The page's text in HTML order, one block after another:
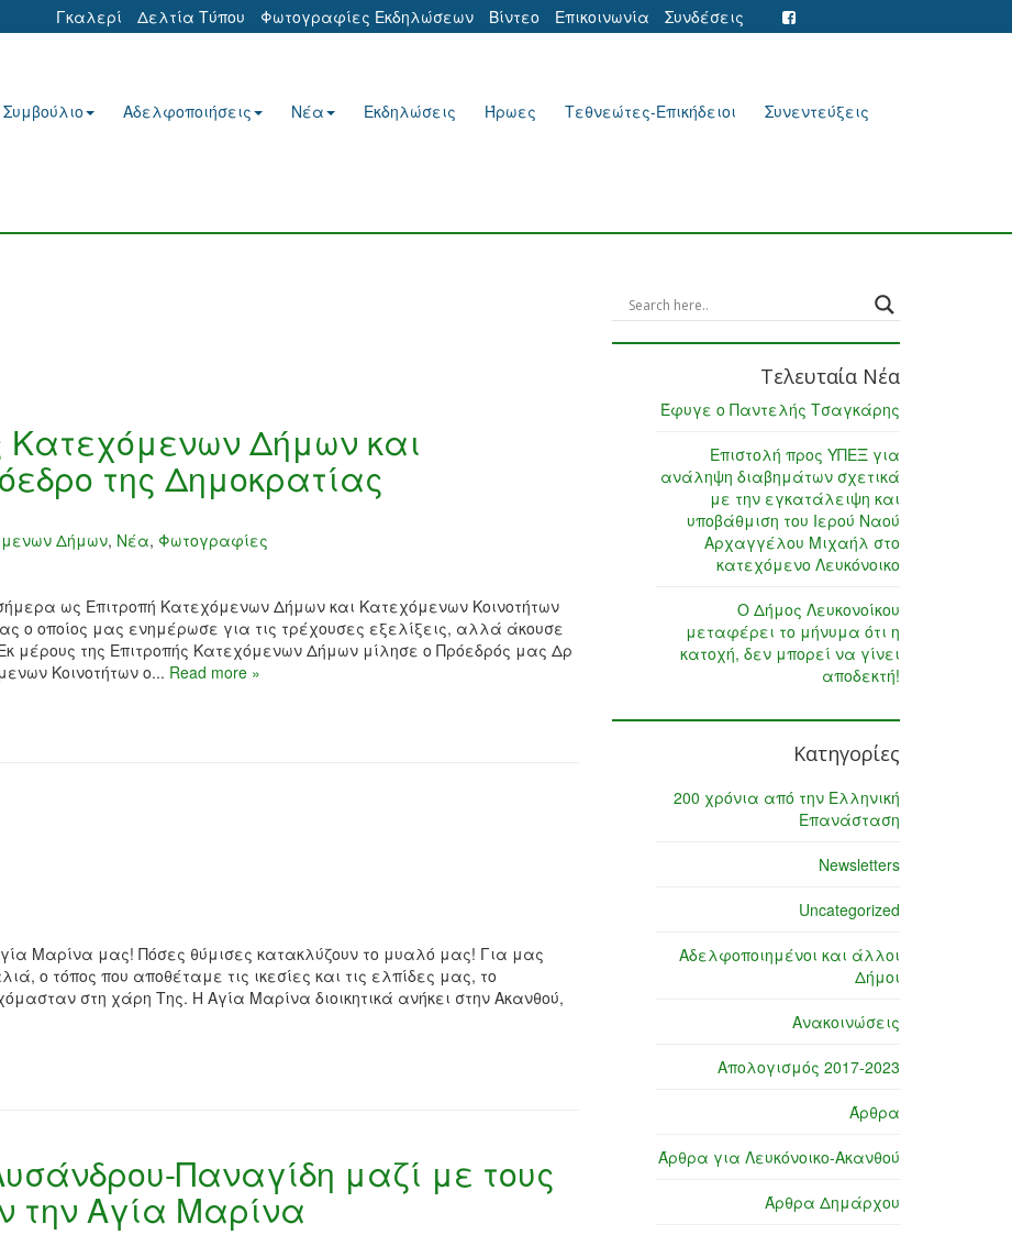
Γκαλερί Δελτία Τύπου Φωτογραφίες Εκδηλώσεων Βίντεο Επικοινωνία Συνδέσεις
Συμβούλιο Αδελφοποιήσεις Νέα Εκδηλώσεις Ήρωες Τεθνεώτες-Επικήδειοι Συνεντεύξεις
Κατεχόμενων Δήμων και
της Δημοκρατίας
Δήμων, Νέα, Φωτογραφίες
ως Επιτροπή Κατεχόμενων Δήμων και Κατεχόμενων Κοινοτήτων
ο οποίος μας ενημέρωσε για τις τρέχουσες εξελίξεις, αλλά άκουσε
Εκ μέρους της Επιτροπής Κατεχόμενων Δήμων μίλησε ο Πρόεδρός μας Δρ
Κοινοτήτων ο... Read more »
Μαρίνα μας! Πόσες θύμισες κατακλύζουν το μυαλό μας! Για μας
ο τόπος που αποθέταμε τις ικεσίες και τις ελπίδες μας, το
στη χάρη Της. Η Αγία Μαρίνα διοικητικά ανήκει στην Ακανθού,
Παναγίδη μαζί με τους
την Αγία Μαρίνα
Τελευταία Νέα
Έφυγε ο Παντελής Τσαγκάρης
Επιστολή προς ΥΠΕΞ για
ανάληψη διαβημάτων σχετικά
με την εγκατάλειψη και
υποβάθμιση του Ιερού Ναού
Αρχαγγέλου Μιχαήλ στο
κατεχόμενο Λευκόνοικο
Ο Δήμος Λευκονοίκου
μεταφέρει το μήνυμα ότι η
κατοχή, δεν μπορεί να γίνει
αποδεκτή!
Κατηγορίες
200 χρόνια από την Ελληνική
Επανάσταση
Newsletters
Uncategorized
Αδελφοποιημένοι και άλλοι
Δήμοι
Ανακοινώσεις
Απολογισμός 2017-2023
Άρθρα
Άρθρα για Λευκόνοικο-Ακανθού
Άρθρα Δημάρχου